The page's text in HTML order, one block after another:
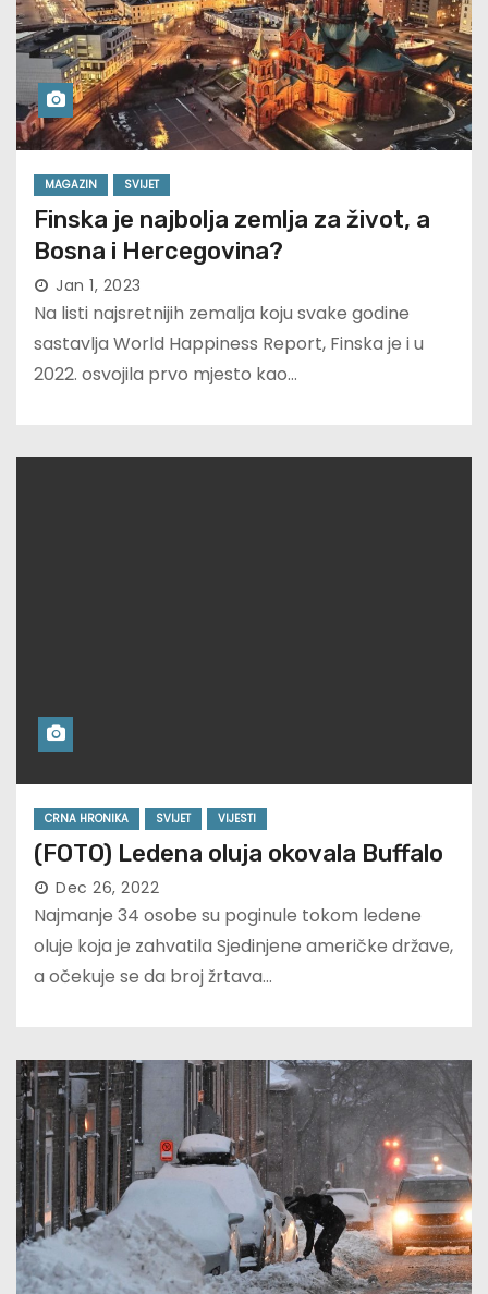
MAGAZIN SVIJET
Finska je najbolja zemlja za život, a
Bosna i Hercegovina?
Jan 1, 2023
Na listi najsretnijih zemalja koju svake godine
sastavlja World Happiness Report, Finska je i u
2022. osvojila prvo mjesto kao…
CRNA HRONIKA SVIJET VIJESTI
(FOTO) Ledena oluja okovala Buffalo
Dec 26, 2022
Najmanje 34 osobe su poginule tokom ledene
oluje koja je zahvatila Sjedinjene američke države,
a očekuje se da broj žrtava…